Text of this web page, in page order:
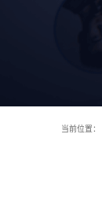
当前位置：